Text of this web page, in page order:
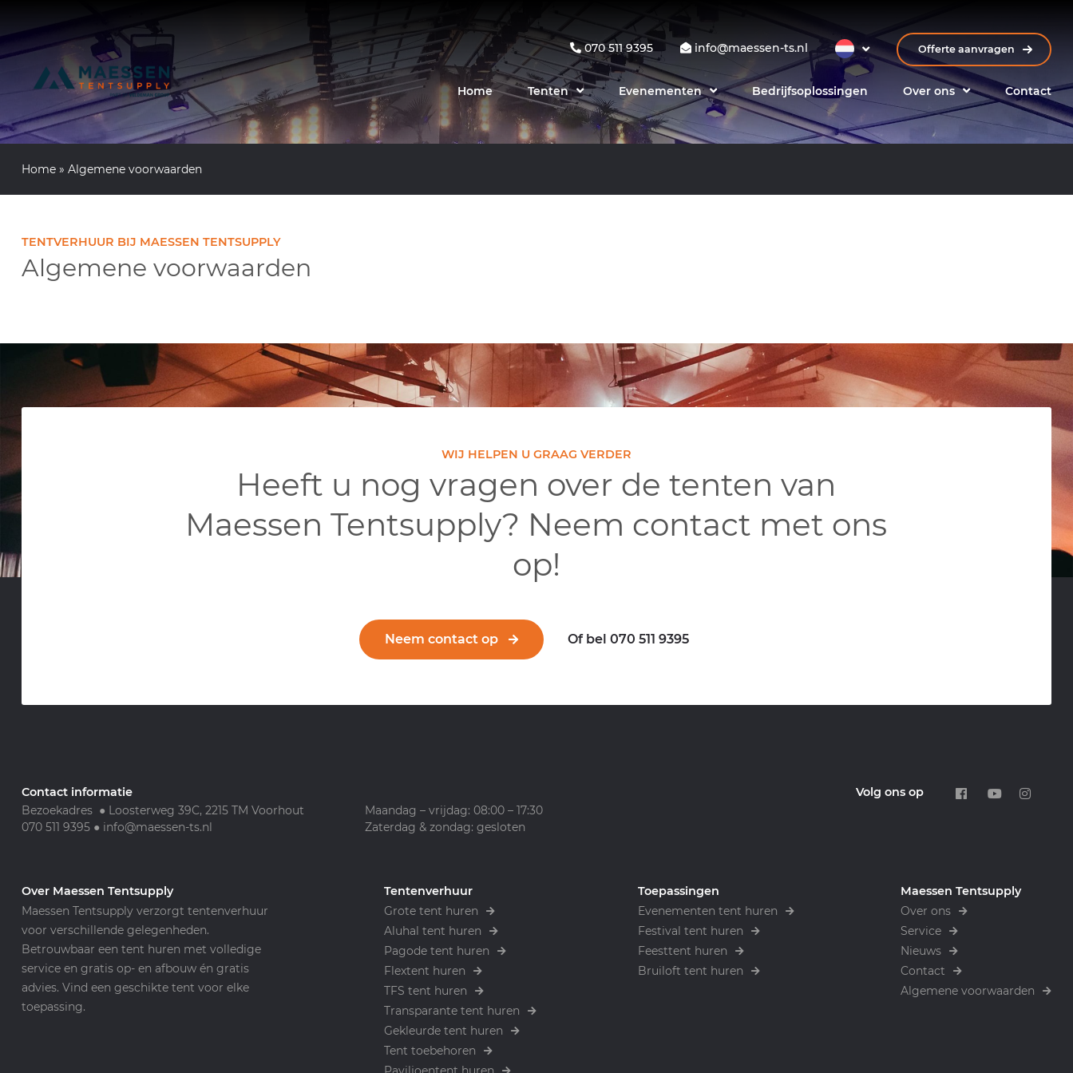
070 511 9395 info@maessen-ts.nl Offerte aanvragen
Home Tenten Evenementen Bedrijfsoplossingen Over ons Contact
Home» Algemene voorwaarden
TENTVERHUUR BIJ MAESSEN TENTSUPPLY
Algemene voorwaarden
WIJ HELPEN U GRAAG VERDER
Heeft u nog vragen over de tenten van
Maessen Tentsupply? Neem contact met ons
op!
Neem contact op Of bel 070 511 9395
Contact informatie
Bezoekadres ● Loosterweg 39C, 2215 TM Voorhout
070 511 9395● info@maessen-ts.nl
Maandag – vrijdag: 08:00 – 17:30
Zaterdag & zondag: gesloten
Volg ons op
Over Maessen Tentsupply
Maessen Tentsupply verzorgt tentenverhuur
voor verschillende gelegenheden.
Betrouwbaar een tent huren met volledige
service en gratis op- en afbouw én gratis
advies. Vind een geschikte tent voor elke
toepassing.
Tentenverhuur
Grote tent huren
Aluhal tent huren
Pagode tent huren
Flextent huren
TFS tent huren
Transparante tent huren
Gekleurde tent huren
Tent toebehoren
Toepassingen
Evenementen tent huren
Festival tent huren
Feesttent huren
Bruiloft tent huren
Maessen Tentsupply
Over ons
Service
Nieuws
Contact
Algemene voorwaarden